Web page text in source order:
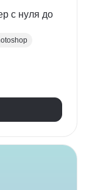
с нуля до